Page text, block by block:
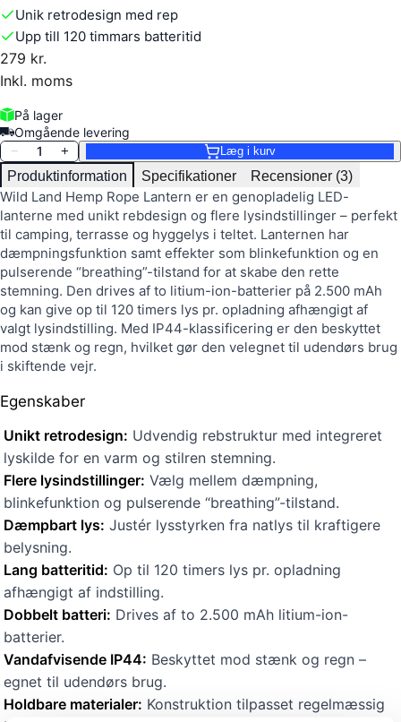
Unik retrodesign med rep
Upp till 120 timmars batteritid
279 kr.
Inkl. moms
På lager
Omgående levering
−
1 + Læg i kurv
Produktinformation Specifikationer Recensioner (3)
Wild Land Hemp Rope Lantern er en genopladelig LED-
lanterne med unikt rebdesign og flere lysindstillinger – perfekt
til camping, terrasse og hyggelys i teltet. Lanternen har
dæmpningsfunktion samt effekter som blinkefunktion og en
pulserende “breathing”-tilstand for at skabe den rette
stemning. Den drives af to litium-ion-batterier på 2.500 mAh
og kan give op til 120 timers lys pr. opladning afhængigt af
valgt lysindstilling. Med IP44-klassificering er den beskyttet
mod stænk og regn, hvilket gør den velegnet til udendørs brug
i skiftende vejr.
Egenskaber
Unikt retrodesign: Udvendig rebstruktur med integreret
lyskilde for en varm og stilren stemning.
Flere lysindstillinger: Vælg mellem dæmpning,
blinkefunktion og pulserende “breathing”-tilstand.
Dæmpbart lys: Justér lysstyrken fra natlys til kraftigere
belysning.
Lang batteritid: Op til 120 timers lys pr. opladning
afhængigt af indstilling.
Dobbelt batteri: Drives af to 2.500 mAh litium-ion-
batterier.
Vandafvisende IP44: Beskyttet mod stænk og regn –
egnet til udendørs brug.
Holdbare materialer: Konstruktion tilpasset regelmæssig